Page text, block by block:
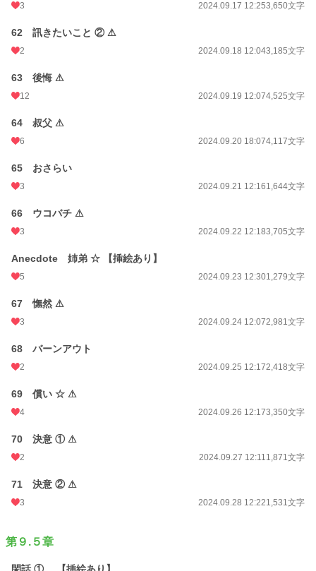
3 2024.09.17 12:253,650文字
62 訊きたいこと ② ⚠
2 2024.09.18 12:043,185文字
63 後悔 ⚠
12 2024.09.19 12:074,525文字
64 叔父 ⚠
6 2024.09.20 18:074,117文字
65 おさらい
3 2024.09.21 12:161,644文字
66 ウコバチ ⚠
3 2024.09.22 12:183,705文字
Anecdote 姉弟 ☆ 【挿絵あり】
5 2024.09.23 12:301,279文字
67 憮然 ⚠
3 2024.09.24 12:072,981文字
68 バーンアウト
2 2024.09.25 12:172,418文字
69 償い ☆ ⚠
4 2024.09.26 12:173,350文字
70 決意 ① ⚠
2 2024.09.27 12:111,871文字
71 決意 ② ⚠
3 2024.09.28 12:221,531文字
第９.５章